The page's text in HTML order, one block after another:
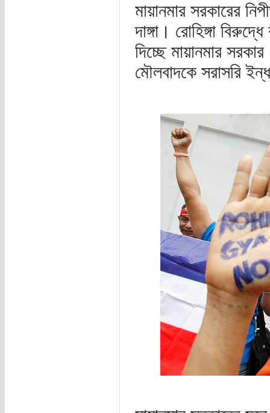
মায়ানমার সরকারের
দাঙ্গা। রোহিঙ্গা
দিচ্ছে মায়ানমার
মৌলবাদকে সরাসরি